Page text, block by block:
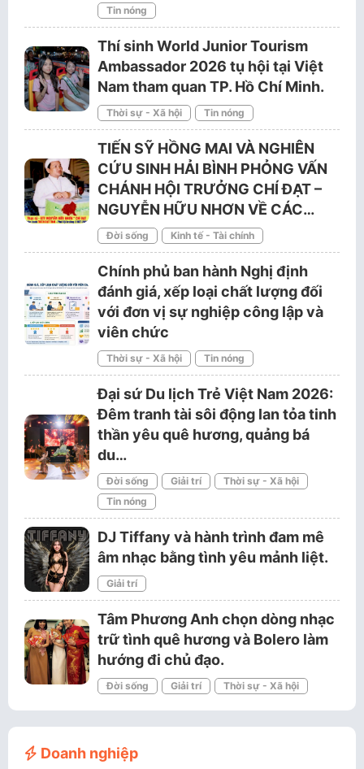
Tin nóng
Thí sinh World Junior Tourism
Ambassador 2026 tụ hội tại Việt
Nam tham quan TP. Hồ Chí Minh.
Thời sự - Xã hội Tin nóng
TIẾN SỸ HỒNG MAI VÀ NGHIÊN
CỨU SINH HẢI BÌNH PHỎNG VẤN
CHÁNH HỘI TRƯỞNG CHÍ ĐẠT –
NGUYỄN HỮU NHƠN VỀ CÁC…
Đời sống Kinh tế - Tài chính
Chính phủ ban hành Nghị định
đánh giá, xếp loại chất lượng đối
với đơn vị sự nghiệp công lập và
viên chức
Thời sự - Xã hội Tin nóng
Đại sứ Du lịch Trẻ Việt Nam 2026:
Đêm tranh tài sôi động lan tỏa tinh
thần yêu quê hương, quảng bá
du…
Đời sống Giải trí
Thời sự - Xã hội
Tin nóng
DJ Tiffany và hành trình đam mê
âm nhạc bằng tình yêu mảnh liệt.
Giải trí
Tâm Phương Anh chọn dòng nhạc
trữ tình quê hương và Bolero làm
hướng đi chủ đạo.
Đời sống Giải trí Thời sự - Xã hội
Doanh nghiệp